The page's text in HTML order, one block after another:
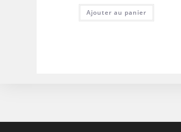
Ajouter au panier